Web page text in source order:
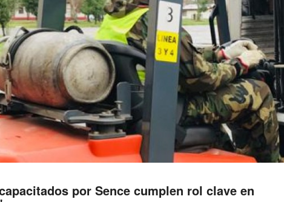
por Sence cumplen rol clave en